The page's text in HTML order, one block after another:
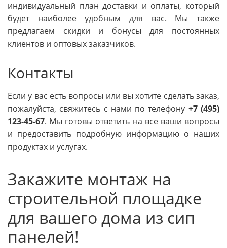
индивидуальный план доставки и оплаты, который
будет наиболее удобным для вас. Мы также
предлагаем скидки и бонусы для постоянных
клиентов и оптовых заказчиков.
Контакты
Если у вас есть вопросы или вы хотите сделать заказ,
пожалуйста, свяжитесь с нами по телефону +7 (495)
123-45-67. Мы готовы ответить на все ваши вопросы
и предоставить подробную информацию о наших
продуктах и услугах.
Закажите монтаж на
строительной площадке
для вашего дома из сип
панелей!